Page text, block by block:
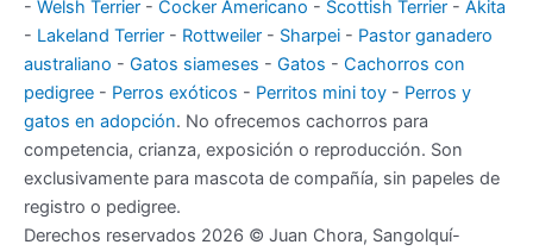
- Welsh Terrier - Cocker Americano - Scottish Terrier - Akita
- Lakeland Terrier - Rottweiler - Sharpei - Pastor ganadero
australiano - Gatos siameses - Gatos - Cachorros con
pedigree - Perros exóticos - Perritos mini toy - Perros y
gatos en adopción. No ofrecemos cachorros para
competencia, crianza, exposición o reproducción. Son
exclusivamente para mascota de compañía, sin papeles de
registro o pedigree.
Derechos reservados 2026 © Juan Chora, Sangolquí-